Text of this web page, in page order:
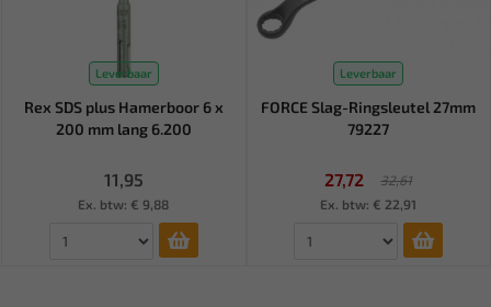
Leverbaar
Rex SDS plus Hamerboor 6 x
200 mm lang 6.200
11,95
Ex. btw: € 9,88
Leverbaar
FORCE Slag-Ringsleutel 27mm
79227
27,72
32,61
Ex. btw: € 22,91